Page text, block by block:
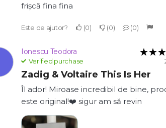
frișcă fina fina
Este de ajutor? 0 0 0
Ionescu Teodora
Verified purchase
Zadig & Voltaire This Is Her
Îl ador! Miroase incredibil de bine,
este original!❤️ sigur am să revin